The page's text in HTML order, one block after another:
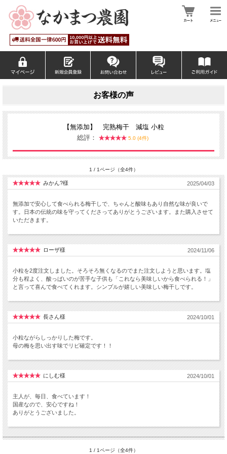
お客様の声
【無添加】 完熟梅干 減塩 小粒
総評：
5.0 (4件)
1 / 1ページ（全4件）
みかん?様 2025/04/03
無添加で安心して食べられる梅干しで、ちゃんと酸味もあり自然な味が良いで
す。日本の伝統の味を守ってくださってありがとうございます。また購入させて
いただきます。
ローザ様 2024/11/06
小粒を2度注文しました。そろそろ無くなるのでまた注文しようと思います。塩
分も程よく、酸っぱいのが苦手な子供も「これなら美味しいから食べられる！」
と言って喜んで食べてくれます。シンプルが嬉しい美味しい梅干しです。
長さん様 2024/10/01
小粒ながらしっかりした梅です。
母の梅を思い出す味でリピ確定です！！
にしむ様 2024/10/01
主人が、毎日、食べています！
国産なので、安心ですね！
ありがとうございました。
1 / 1ページ（全4件）